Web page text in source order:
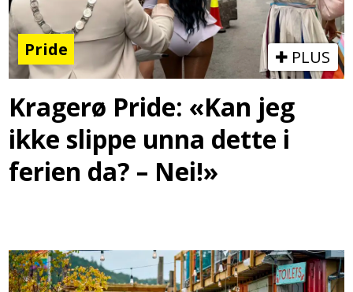
Pride PLUS
Kragerø Pride: «Kan jeg
ikke slippe unna dette i
ferien da? – Nei!»